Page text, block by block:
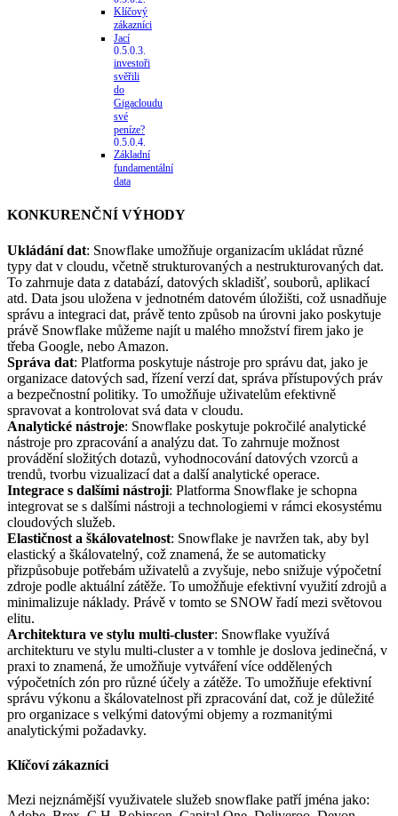
Klíčový
zákazníci
Jací
investoři
svěřili
do
Gigacloudu
své
peníze?
Základní
fundamentální
data
KONKURENČNÍ VÝHODY
Ukládání dat: Snowflake umožňuje organizacím ukládat různé
typy dat v cloudu, včetně strukturovaných a nestrukturovaných dat.
To zahrnuje data z databází, datových skladišť, souborů, aplikací
atd. Data jsou uložena v jednotném datovém úložišti, což usnadňuje
správu a integraci dat, právě tento způsob na úrovni jako poskytuje
právě Snowflake můžeme najít u malého množství firem jako je
třeba Google, nebo Amazon.
Správa dat: Platforma poskytuje nástroje pro správu dat, jako je
organizace datových sad, řízení verzí dat, správa přístupových práv
a bezpečnostní politiky. To umožňuje uživatelům efektivně
spravovat a kontrolovat svá data v cloudu.
Analytické nástroje: Snowflake poskytuje pokročilé analytické
nástroje pro zpracování a analýzu dat. To zahrnuje možnost
provádění složitých dotazů, vyhodnocování datových vzorců a
trendů, tvorbu vizualizací dat a další analytické operace.
Integrace s dalšími nástroji: Platforma Snowflake je schopna
integrovat se s dalšími nástroji a technologiemi v rámci ekosystému
cloudových služeb.
Elastičnost a škálovatelnost: Snowflake je navržen tak, aby byl
elastický a škálovatelný, což znamená, že se automaticky
přizpůsobuje potřebám uživatelů a zvyšuje, nebo snižuje výpočetní
zdroje podle aktuální zátěže. To umožňuje efektivní využití zdrojů a
minimalizuje náklady. Právě v tomto se SNOW řadí mezi světovou
elitu.
Architektura ve stylu multi-cluster: Snowflake využívá
architekturu ve stylu multi-cluster a v tomhle je doslova jedinečná, v
praxi to znamená, že umožňuje vytváření více oddělených
výpočetních zón pro různé účely a zátěže. To umožňuje efektivní
správu výkonu a škálovatelnost při zpracování dat, což je důležité
pro organizace s velkými datovými objemy a rozmanitými
analytickými požadavky.
Klíčoví zákazníci
Mezi nejznámější využivatele služeb snowflake patří jména jako: